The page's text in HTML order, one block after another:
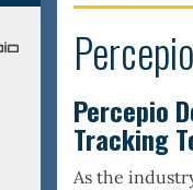
Percepio
Tracking
As the